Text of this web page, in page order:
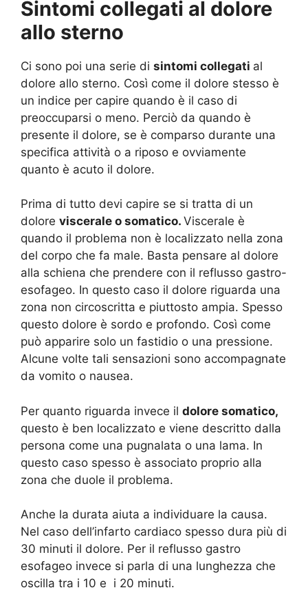
Sintomi collegati al dolore
allo sterno
Ci sono poi una serie di sintomi collegati al
dolore allo sterno. Così come il dolore stesso è
un indice per capire quando è il caso di
preoccuparsi o meno. Perciò da quando è
presente il dolore, se è comparso durante una
specifica attività o a riposo e ovviamente
quanto è acuto il dolore.
Prima di tutto devi capire se si tratta di un
dolore viscerale o somatico. Viscerale è
quando il problema non è localizzato nella zona
del corpo che fa male. Basta pensare al dolore
alla schiena che prendere con il reflusso gastro-
esofageo. In questo caso il dolore riguarda una
zona non circoscritta e piuttosto ampia. Spesso
questo dolore è sordo e profondo. Così come
può apparire solo un fastidio o una pressione.
Alcune volte tali sensazioni sono accompagnate
da vomito o nausea.
Per quanto riguarda invece il dolore somatico,
questo è ben localizzato e viene descritto dalla
persona come una pugnalata o una lama. In
questo caso spesso è associato proprio alla
zona che duole il problema.
Anche la durata aiuta a individuare la causa.
Nel caso dell’infarto cardiaco spesso dura più di
30 minuti il dolore. Per il reflusso gastro
esofageo invece si parla di una lunghezza che
oscilla tra i 10 e i 20 minuti.